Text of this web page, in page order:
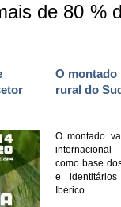
de 80 %
O montado
rural do
O montado
como base
e
Ibérico.